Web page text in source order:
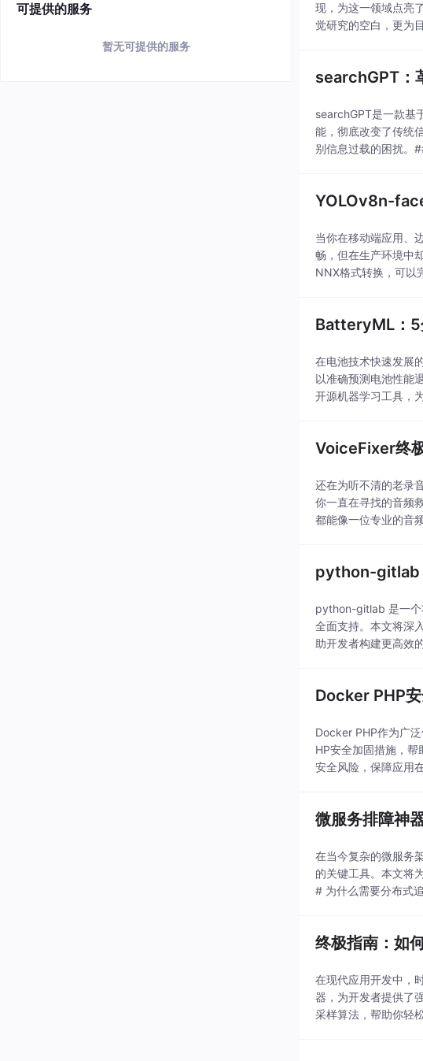
可提供的服务
暂无可提供的服务
现，为这一领域点亮
觉研究的空白，更为
searchGPT：
searchGPT是一款基
能，彻底改变了传统
别信息过载的困扰。
YOLOv8n-
当你在移动端应用、
畅，但在生产环境中
NNX格式转换，可以
BatteryML：5
在电池技术快速发展
以准确预测电池性能
开源机器学习工具，
VoiceFixer终
还在为听不清的老录
你一直在寻找的音频
都能像一位专业的音
python-gitlab
python-gitlab 是一个
全面支持。本文将深
助开发者构建更高效
Docker PHP
Docker PHP作为广
HP安全加固措施，
安全风险，保障应用
微服务排障神
在当今复杂的微服务
的关键工具。本文将
# 为什么需要分布式
终极指南：如
在现代应用开发中，
器，为开发者提供了
采样算法，帮助你轻